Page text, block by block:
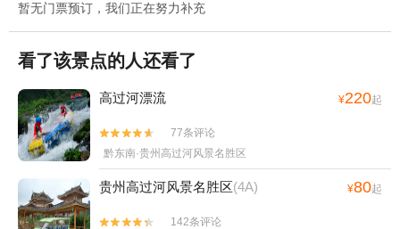
暂无门票预订，我们正在努力补充
看了该景点的人还看了
高过河漂流 ¥220起


77条评论
黔东南·贵州高过河风景名胜区
贵州高过河风景名胜区(4A) ¥80起


142条评论